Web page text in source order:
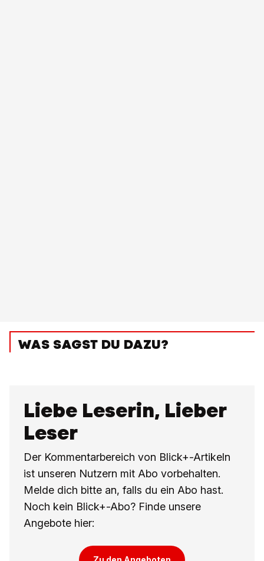
WAS SAGST DU DAZU?
Liebe Leserin, Lieber
Leser
Der Kommentarbereich von Blick+-Artikeln
ist unseren Nutzern mit Abo vorbehalten.
Melde dich bitte an, falls du ein Abo hast.
Noch kein Blick+-Abo? Finde unsere
Angebote hier: